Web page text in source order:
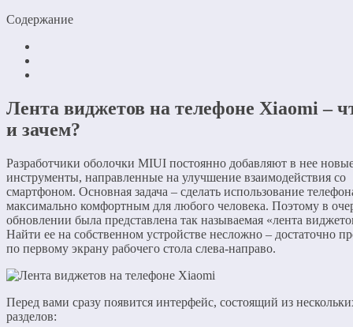
Содержание
Лента виджетов на телефоне Xiaomi –
и зачем?
Разработчики оболочки MIUI постоянно добавляют в нее
инструменты, направленные на улучшение взаимодействия со
смартфоном. Основная задача – сделать использование
максимально комфортным для любого человека. Поэтому в
обновлении была представлена так называемая «лента
Найти ее на собственном устройстве несложно – достаточно
по первому экрану рабочего стола слева-направо.
Перед вами сразу появится интерфейс, состоящий из
разделов: